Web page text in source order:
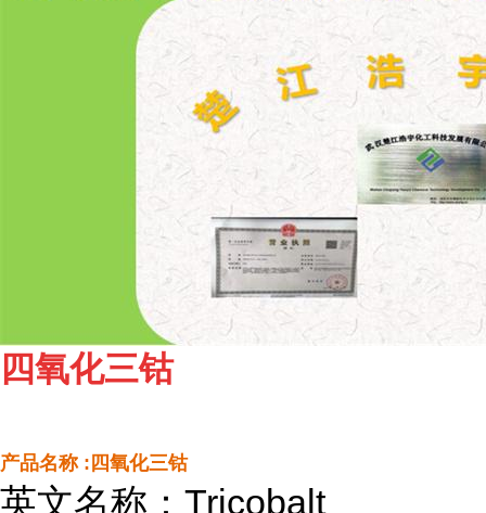
四氧化三钴
产品名称 :四氧化三钴
英文名称：Tricobalt